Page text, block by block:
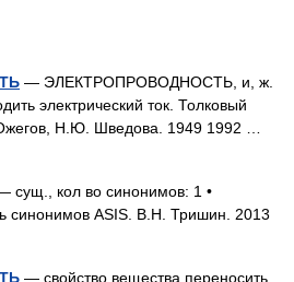
— ЭЛЕКТРОПРОВОДНОСТЬ, и, ж.
электрический ток. Толковый
Н.Ю. Шведова. 1949 1992 …
сущ., кол во синонимов: 1 •
синонимов ASIS. В.Н. Тришин. 2013
— свойство вещества переносить